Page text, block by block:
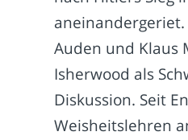
Auden und Klaus
Isherwood als
Diskussion. Seit
Weisheitslehren